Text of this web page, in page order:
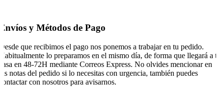
y Métodos de Pago
que recibimos el pago nos ponemos a trabajar en tu pedido.
lo preparamos en el mismo día, de forma que llegará a
en 48-72H mediante Correos Express. No olvides mencionar en
notas del pedido si lo necesitas con urgencia, también puedes
con nosotros para avisarnos.